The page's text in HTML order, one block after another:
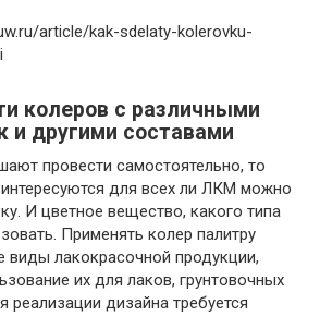
article/kak-sdelaty-kolerovku-
колеров с различными
и другими составами
провести самостоятельно, то
интересуются для всех ли ЛКМ можно
И цветное вещество, какого типа
Применять колер палитру
виды лакокрасочной продукции,
их для лаков, грунтовочных
реализации дизайна требуется